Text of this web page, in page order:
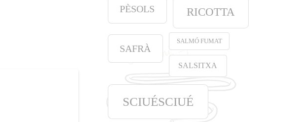
PÈSOLS RICOTTA
SAFRÀ
SALMÓ FUMAT
SALSITXA
SCIUÉSCIUÉ